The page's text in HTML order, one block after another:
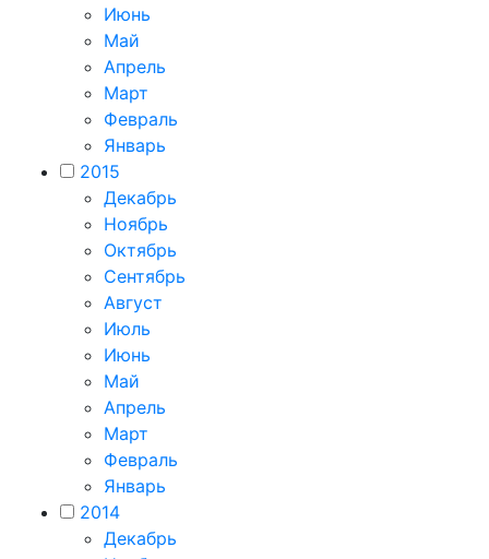
Июнь
Май
Апрель
Март
Февраль
Январь
2015
Декабрь
Ноябрь
Октябрь
Сентябрь
Август
Июль
Июнь
Май
Апрель
Март
Февраль
Январь
2014
Декабрь